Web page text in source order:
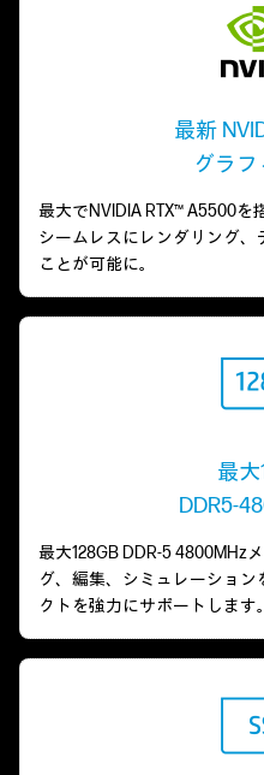
最新
グラ
最大でNVIDIA RTX™ A5500を
シームレスにレンダリング、
ことが可能に。
最大
DDR5-
最大128GB DDR-5 4800MHz
グ、編集、シミュレーショ
クトを強力にサポートします。